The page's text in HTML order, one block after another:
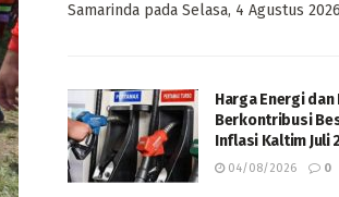
Samarinda pada Selasa, 4 Agustus
Harga Energi dan
Berkontribusi
Inflasi Kaltim Juli
04/08/2026 0